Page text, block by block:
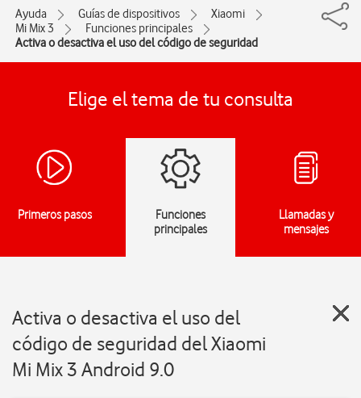
Ayuda Guías de dispositivos
Xiaomi
Mi Mix 3
Funciones principales
Activa o desactiva el uso del código de seguridad
Elige el tema de tu consulta
Primeros pasos
Funciones
principales
Llamadas y
mensajes
Activa o desactiva el uso del
código de seguridad del Xiaomi
Mi Mix 3 Android 9.0